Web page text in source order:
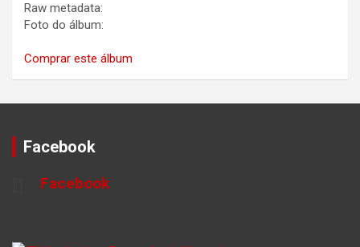
Raw metadata:
Foto do álbum:
Comprar este álbum
Facebook
Facebook